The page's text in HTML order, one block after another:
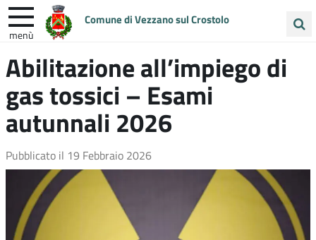
Comune di Vezzano sul Crostolo
menù
nel
sito
ENTRA IN COMUNE VIVI VEZZANO
UNIONE COLLINE MATILDICHE
Abilitazione all’impiego di
gas tossici – Esami
autunnali 2026
Pubblicato il 19 Febbraio 2026